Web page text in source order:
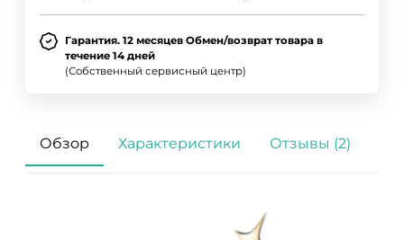
Гарантия. 12 месяцев Обмен/возврат товара в
течение 14 дней
(Собственный сервисный центр)
Обзор Характеристики Отзывы (2)